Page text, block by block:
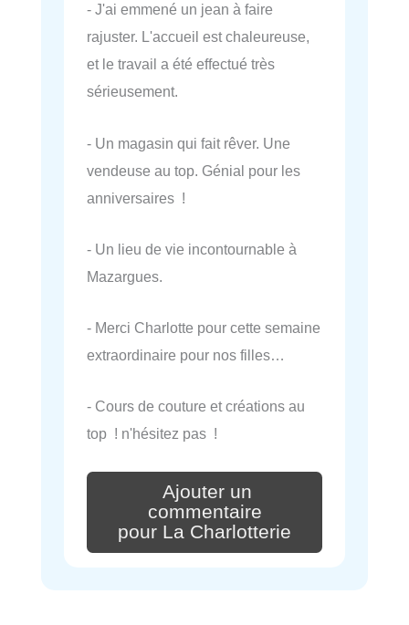
- J'ai emmené un jean à faire
rajuster. L'accueil est chaleureuse,
et le travail a été effectué très
sérieusement.
- Un magasin qui fait rêver. Une
vendeuse au top. Génial pour les
anniversaires !
- Un lieu de vie incontournable à
Mazargues.
- Merci Charlotte pour cette semaine
extraordinaire pour nos filles…
- Cours de couture et créations au
top ! n'hésitez pas !
Ajouter un
commentaire
pour La Charlotterie